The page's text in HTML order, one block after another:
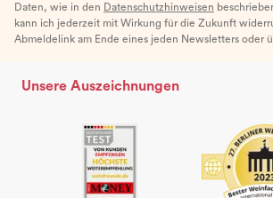
Daten, wie in den Datenschutzhinweisen
kann ich jederzeit mit Wirkung für die Zukunft
Abmeldelink am Ende eines jeden Newsletters oder
Unsere Auszeichnungen